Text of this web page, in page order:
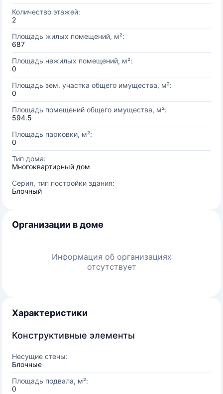
Количество этажей:
2
Площадь жилых помещений, м²:
687
Площадь нежилых помещений, м²:
0
Площадь зем. участка общего имущества, м²:
0
Площадь помещений общего имущества, м²:
594.5
Площадь парковки, м²:
0
Тип дома:
Многоквартирный дом
Серия, тип постройки здания:
Блочный
Организации в доме
Информация об организациях
отсутствует
Характеристики
Конструктивные элементы
Несущие стены:
Блочные
Площадь подвала, м²:
0